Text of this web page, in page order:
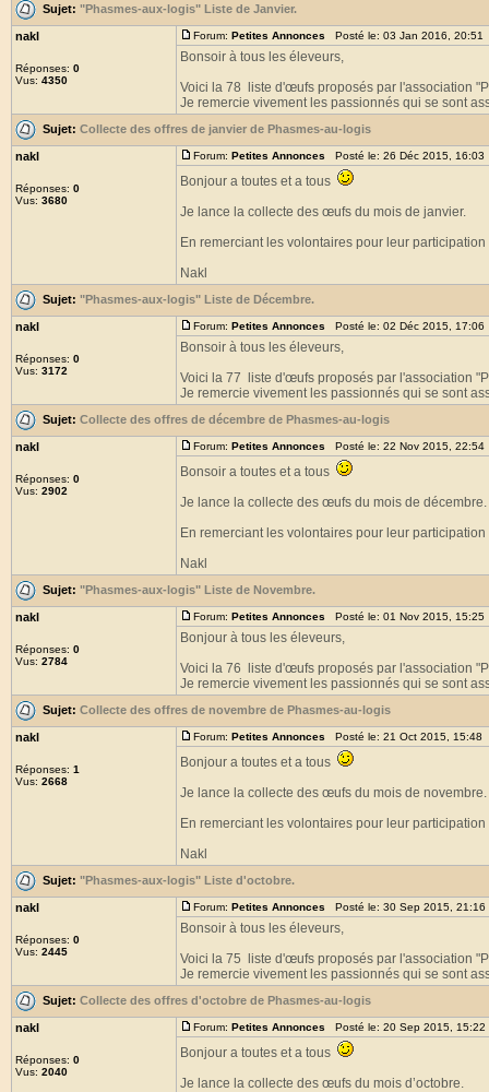
Sujet: "Phasmes-aux-logis" Liste de Janvier.
nakl
Réponses: 0
Vus: 4350
Forum: Petites Annonces Posté le: 03 Jan 2016,
Bonsoir à tous les éleveurs,
Voici la 78 liste d'œufs proposés par l'association
Je remercie vivement les passionnés qui se sont
Sujet: Collecte des offres de janvier de Phasmes-au-logis
nakl
Réponses: 0
Vus: 3680
Forum: Petites Annonces Posté le: 26 Déc 2015,
Bonjour a toutes et a tous
Je lance la collecte des œufs du mois de janvier.
En remerciant les volontaires pour leur participation
Nakl
Sujet: "Phasmes-aux-logis" Liste de Décembre.
nakl
Réponses: 0
Vus: 3172
Forum: Petites Annonces Posté le: 02 Déc 2015,
Bonsoir à tous les éleveurs,
Voici la 77 liste d'œufs proposés par l'association
Je remercie vivement les passionnés qui se sont
Sujet: Collecte des offres de décembre de Phasmes-au-logis
nakl
Réponses: 0
Vus: 2902
Forum: Petites Annonces Posté le: 22 Nov 2015,
Bonsoir a toutes et a tous
Je lance la collecte des œufs du mois de décembre.
En remerciant les volontaires pour leur participation
Nakl
Sujet: "Phasmes-aux-logis" Liste de Novembre.
nakl
Réponses: 0
Vus: 2784
Forum: Petites Annonces Posté le: 01 Nov 2015,
Bonjour à tous les éleveurs,
Voici la 76 liste d'œufs proposés par l'association
Je remercie vivement les passionnés qui se sont
Sujet: Collecte des offres de novembre de Phasmes-au-logis
nakl
Réponses: 1
Vus: 2668
Forum: Petites Annonces Posté le: 21 Oct 2015,
Bonjour a toutes et a tous
Je lance la collecte des œufs du mois de novembre.
En remerciant les volontaires pour leur participation
Nakl
Sujet: "Phasmes-aux-logis" Liste d'octobre.
nakl
Réponses: 0
Vus: 2445
Forum: Petites Annonces Posté le: 30 Sep 2015,
Bonsoir à tous les éleveurs,
Voici la 75 liste d'œufs proposés par l'association
Je remercie vivement les passionnés qui se sont
Sujet: Collecte des offres d'octobre de Phasmes-au-logis
nakl
Réponses: 0
Vus: 2040
Forum: Petites Annonces Posté le: 20 Sep 2015,
Bonjour a toutes et a tous
Je lance la collecte des œufs du mois d’octobre.